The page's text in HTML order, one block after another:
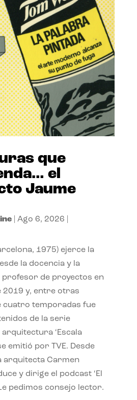
que
el
Jaume
| Ago 6, 2026
1975) ejerce la
la docencia y la
profesor de proyectos en
2019 y, entre otras
cuatro temporadas fue
de la serie
‘Escala
emitió por TVE. Desde
arquitecta Carmen
y dirige el podcast ‘El
pedimos consejo lector.